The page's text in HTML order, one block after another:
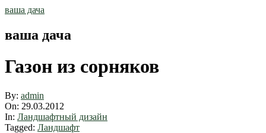
Skip
ваша дача
ваша дача
Газон из сорняков
By: admin
On: 29.03.2012
In: Ландшафтный дизайн
Tagged: Ландшафт